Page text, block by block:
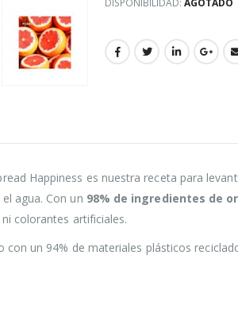
Happiness es nuestra receta para
agua. Con un 98% de ingredientes de
colorantes artificiales.
con un 94% de materiales plásticos